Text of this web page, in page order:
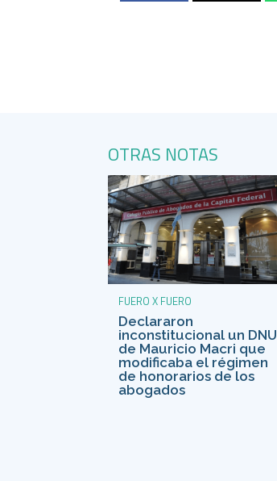
OTRAS NOTAS
FUERO X FUERO
Declararon
inconstitucional un DNU
de Mauricio Macri que
modificaba el régimen
de honorarios de los
abogados